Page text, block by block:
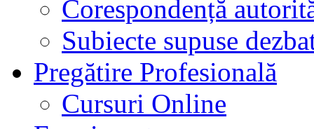
Corespondență
Subiecte supuse
Pregătire Profesională
Cursuri Online